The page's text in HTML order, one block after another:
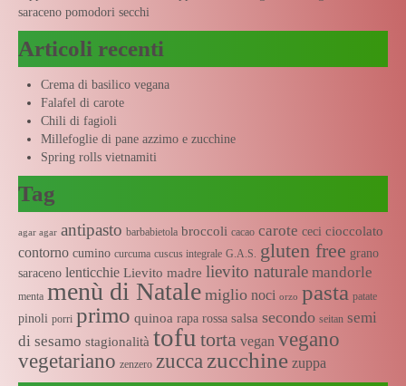
saraceno pomodori secchi
Articoli recenti
Crema di basilico vegana
Falafel di carote
Chili di fagioli
Millefoglie di pane azzimo e zucchine
Spring rolls vietnamiti
Tag
agar agar antipasto barbabietola broccoli cacao carote ceci cioccolato
contorno cumino curcuma cuscus integrale G.A.S. gluten free grano
saraceno lenticchie Lievito madre lievito naturale mandorle
menta menù di Natale miglio noci orzo pasta patate
pinoli porri primo quinoa rapa rossa salsa secondo seitan semi
di sesamo stagionalità tofu torta vegan vegano
vegetariano zenzero zucca zucchine zuppa